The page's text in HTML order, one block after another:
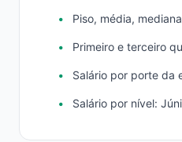
Piso, média,
Primeiro e terceiro
Salário por porte da
Salário por nível: